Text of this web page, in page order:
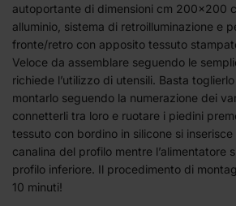
autoportante di dimensioni cm 200×200
alluminio, sistema di retroilluminazione e
fronte/retro con apposito tessuto
Veloce da assemblare seguendo le
richiede l’utilizzo di utensili. Basta
montarlo seguendo la numerazione dei
connetterli tra loro e ruotare i piedini
tessuto con bordino in silicone si inserisce
canalina del profilo mentre l’alimentatore
profilo inferiore. Il procedimento di
10 minuti!